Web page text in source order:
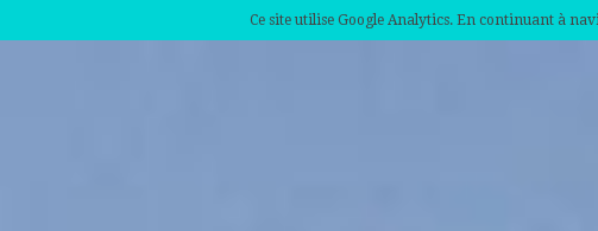
Ce site utilise Google Analytics. En continuant à